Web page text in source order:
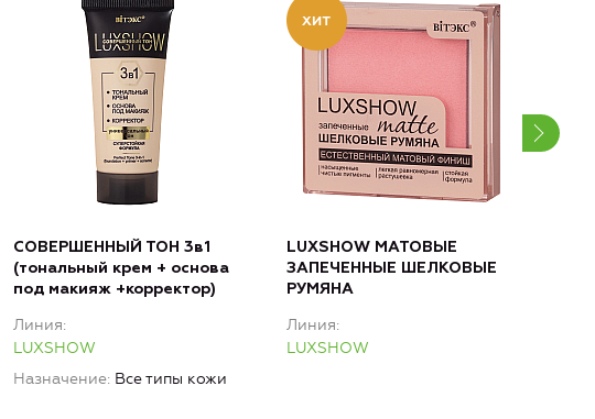
СОВЕРШЕННЫЙ ТОН 3в1
(тональный крем + основа
под макияж +корректор)
Линия
LUXSHOW
Назначение Все типы кожи
LUXSHOW МАТОВЫЕ
ЗАПЕЧЕННЫЕ ШЕЛКОВЫЕ
РУМЯНА
Линия
LUXSHOW